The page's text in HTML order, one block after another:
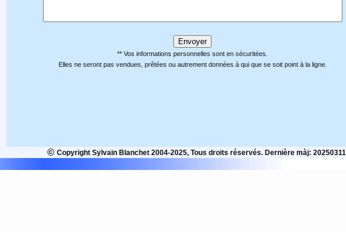
** Vos informations personnelles sont en sécuritées.
Elles ne seront pas vendues, prêtées ou autrement données à qui que se soit point à la ligne.
© Copyright Sylvain Blanchet 2004-2025, Tous droits réservés. Dernière màj: 20250311